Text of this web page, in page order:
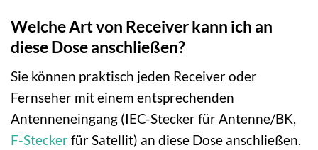
Welche Art von Receiver kann ich an
diese Dose anschließen?
Sie können praktisch jeden Receiver oder
Fernseher mit einem entsprechenden
Antenneneingang (IEC-Stecker für Antenne/BK,
F-Steckerfür Satellit) an diese Dose anschließen.